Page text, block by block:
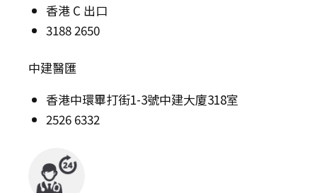
香港 C 出口
3188 2650
中建醫匯
香港中環畢打街1-3號中建大廈318室
2526 6332